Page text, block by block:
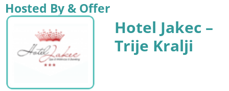
Hosted By & Offer
Hotel Jakec –
Trije Kralji